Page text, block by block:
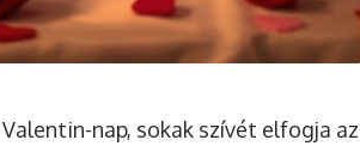
nap, sokak szívét elfogja az